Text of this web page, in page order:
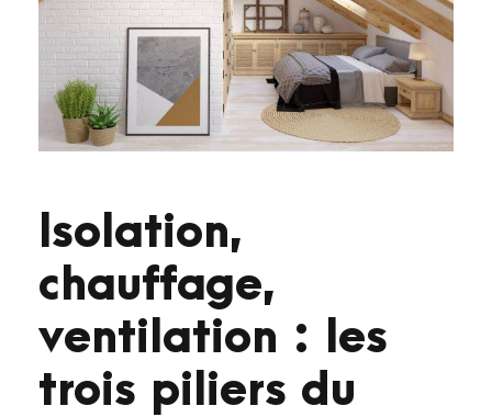
Isolation,
chauffage,
ventilation : les
trois piliers du